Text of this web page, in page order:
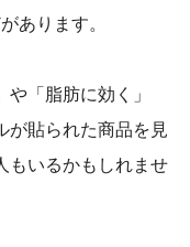
あります。
「脂肪に効く」
が貼られた商品を見
もいるかもしれませ